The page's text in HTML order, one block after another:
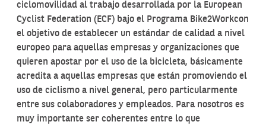
ciclomovilidad al trabajo desarrollada por la European
Cyclist Federation (ECF) bajo el Programa Bike2Workcon
el objetivo de establecer un estándar de calidad a nivel
europeo para aquellas empresas y organizaciones que
quieren apostar por el uso de la bicicleta, básicamente
acredita a aquellas empresas que están promoviendo el
uso de ciclismo a nivel general, pero particularmente
entre sus colaboradores y empleados. Para nosotros es
muy importante ser coherentes entre lo que